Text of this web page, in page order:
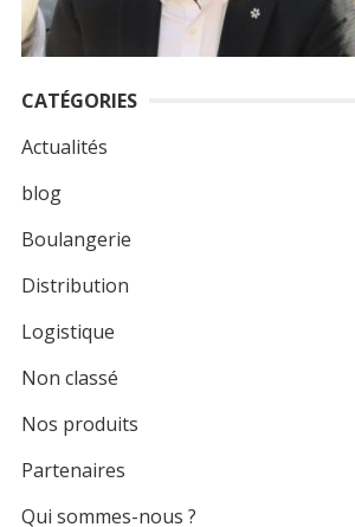
:
CATÉGORIES
Actualités
blog
Boulangerie
Distribution
Logistique
Non classé
Nos produits
Partenaires
Qui sommes-nous ?